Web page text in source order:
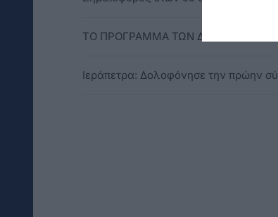
TO ΠΡΟΓΡΑΜΜΑ ΤΩΝ ΔΩΡΕΑΝ RAPID
Ιεράπετρα: Δολοφόνησε την πρώην